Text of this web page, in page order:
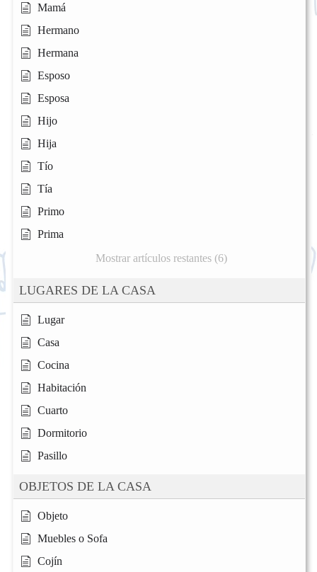
Mamá
Hermano
Hermana
Esposo
Esposa
Hijo
Hija
Tío
Tía
Primo
Prima
Mostrar artículos restantes (6)
LUGARES DE LA CASA
Lugar
Casa
Cocina
Habitación
Cuarto
Dormitorio
Pasillo
OBJETOS DE LA CASA
Objeto
Muebles o Sofa
Cojín